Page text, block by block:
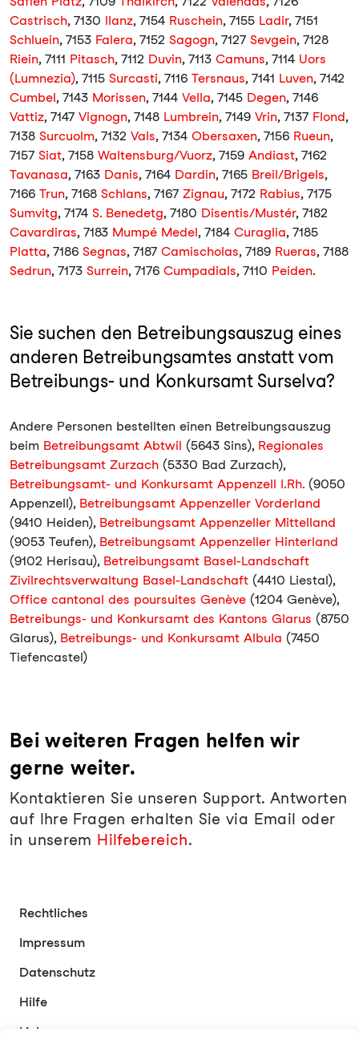
Castrisch, 7130 Ilanz, 7154 Ruschein, 7155 Ladir, 7151
Schluein, 7153 Falera, 7152 Sagogn, 7127 Sevgein, 7128
Riein, 7111 Pitasch, 7112 Duvin, 7113 Camuns, 7114 Uors
(Lumnezia), 7115 Surcasti, 7116 Tersnaus, 7141 Luven, 7142
Cumbel, 7143 Morissen, 7144 Vella, 7145 Degen, 7146
Vattiz, 7147 Vignogn, 7148 Lumbrein, 7149 Vrin, 7137 Flond,
7138 Surcuolm, 7132 Vals, 7134 Obersaxen, 7156 Rueun,
7157 Siat, 7158 Waltensburg/Vuorz, 7159 Andiast, 7162
Tavanasa, 7163 Danis, 7164 Dardin, 7165 Breil/Brigels,
7166 Trun, 7168 Schlans, 7167 Zignau, 7172 Rabius, 7175
Sumvitg, 7174 S. Benedetg, 7180 Disentis/Mustér, 7182
Cavardiras, 7183 Mumpé Medel, 7184 Curaglia, 7185
Platta, 7186 Segnas, 7187 Camischolas, 7189 Rueras, 7188
Sedrun, 7173 Surrein, 7176 Cumpadials, 7110 Peiden.
Sie suchen den Betreibungsauszug eines
anderen Betreibungsamtes anstatt vom
Betreibungs- und Konkursamt Surselva?
Andere Personen bestellten einen Betreibungsauszug
beim Betreibungsamt Abtwil (5643 Sins), Regionales
Betreibungsamt Zurzach (5330 Bad Zurzach),
Betreibungsamt- und Konkursamt Appenzell I.Rh. (9050
Appenzell), Betreibungsamt Appenzeller Vorderland
(9410 Heiden), Betreibungsamt Appenzeller Mittelland
(9053 Teufen), Betreibungsamt Appenzeller Hinterland
(9102 Herisau), Betreibungsamt Basel-Landschaft
Zivilrechtsverwaltung Basel-Landschaft (4410 Liestal),
Office cantonal des poursuites Genève (1204 Genève),
Betreibungs- und Konkursamt des Kantons Glarus (8750
Glarus), Betreibungs- und Konkursamt Albula (7450
Tiefencastel)
Bei weiteren Fragen helfen wir
gerne weiter.
Kontaktieren Sie unseren Support. Antworten
auf Ihre Fragen erhalten Sie via Email oder
in unserem Hilfebereich.
Rechtliches
Impressum
Datenschutz
Hilfe
Links